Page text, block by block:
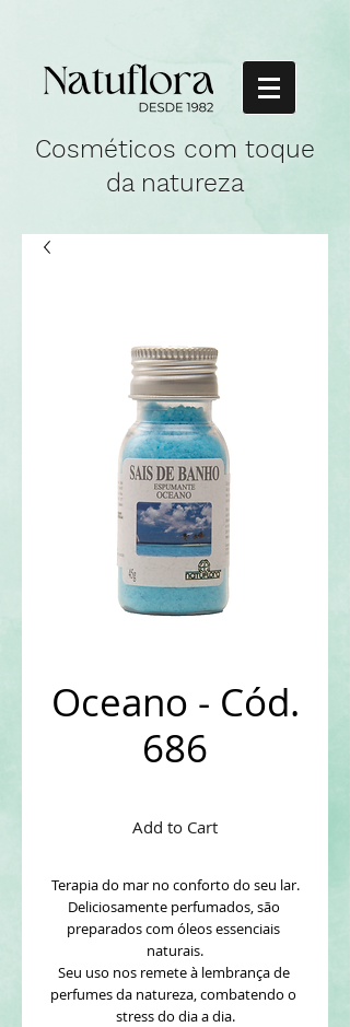
Cosméticos com toque
da natureza
Oceano - Cód.
686
Add to Cart
Terapia do mar no conforto do seu lar.
Deliciosamente perfumados, são
preparados com óleos essenciais
naturais.
Seu uso nos remete à lembrança de
perfumes da natureza, combatendo o
stress do dia a dia.